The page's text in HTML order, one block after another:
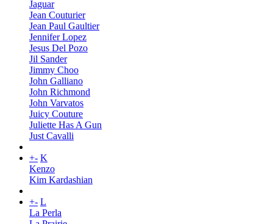
Jaguar
Jean Couturier
Jean Paul Gaultier
Jennifer Lopez
Jesus Del Pozo
Jil Sander
Jimmy Choo
John Galliano
John Richmond
John Varvatos
Juicy Couture
Juliette Has A Gun
Just Cavalli
+- K
Kenzo
Kim Kardashian
+- L
La Perla